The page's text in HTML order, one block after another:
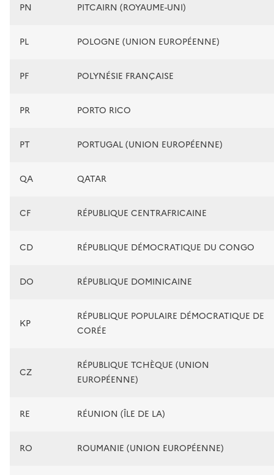
PN PITCAIRN (ROYAUME-UNI)
PL POLOGNE (UNION EUROPÉENNE)
PF POLYNÉSIE FRANÇAISE
PR PORTO RICO
PT PORTUGAL (UNION EUROPÉENNE)
QA QATAR
CF RÉPUBLIQUE CENTRAFRICAINE
CD RÉPUBLIQUE DÉMOCRATIQUE DU CONGO
DO RÉPUBLIQUE DOMINICAINE
KP
RÉPUBLIQUE POPULAIRE DÉMOCRATIQUE DE
CORÉE
CZ
RÉPUBLIQUE TCHÈQUE (UNION
EUROPÉENNE)
RE RÉUNION (ÎLE DE LA)
RO ROUMANIE (UNION EUROPÉENNE)